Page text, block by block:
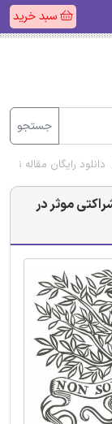
سبد خرید
جستجو
دانلود رایگان مقاله
موثر در